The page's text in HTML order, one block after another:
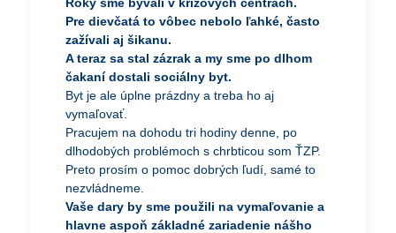
Pre dievčatá to vôbec nebolo ľahké, často
zažívali aj šikanu.
A teraz sa stal zázrak a my sme po dlhom
čakaní dostali sociálny byt.
Byt je ale úplne prázdny a treba ho aj
vymaľovať.
Pracujem na dohodu tri hodiny denne, po
dlhodobých problémoch s chrbticou som ŤZP.
Preto prosím o pomoc dobrých ľudí, samé to
nezvládneme.
Vaše dary by sme použili na vymaľovanie a
hlavne aspoň základné zariadenie nášho